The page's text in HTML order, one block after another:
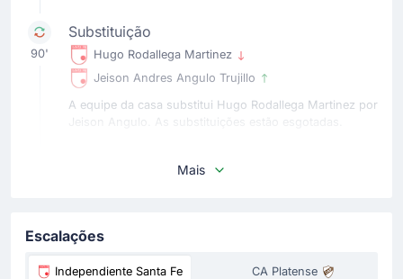
90'
Substituição
Hugo Rodallega Martinez
Jeison Andres Angulo Trujillo
A equipe da casa substitui Hugo Rodallega Martinez por
Jeison Angulo. As substituições estão esgotadas.
Substituição
Mais
Escalações
Independiente Santa Fe CA Platense